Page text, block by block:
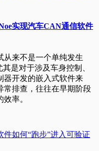
实现汽车CAN通信软件
从来不是一个单纯发生
是对于涉及车身控制、
器开发的嵌入式软件来
常排查，往往在早期阶段
率。